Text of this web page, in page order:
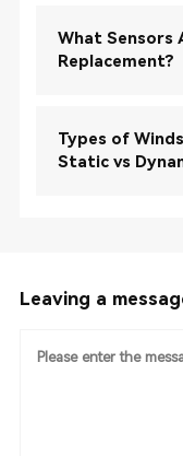
What Sensors
Replacement?
Types of
Static vs
Leaving a